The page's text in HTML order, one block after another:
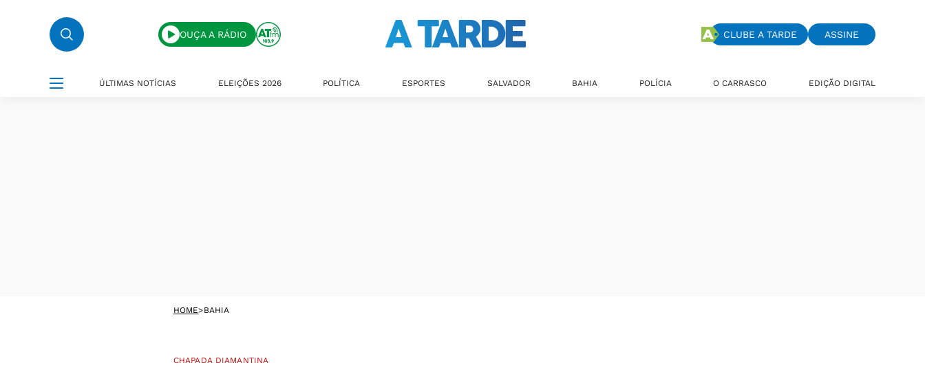
OUÇA A RÁDIO CLUBE A TARDE ASSINE
ÚLTIMAS NOTÍCIAS ELEIÇÕES 2026 POLÍTICA ESPORTES SALVADOR BAHIA POLÍCIA O CARRASCO EDIÇÃO DIGITAL
HOME>BAHIA
CHAPADA DIAMANTINA